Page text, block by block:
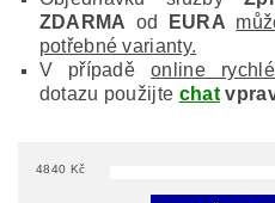
ZDARMA od EURA
potřebné varianty.
V případěonline
dotazu použijte chat
4840 Kč